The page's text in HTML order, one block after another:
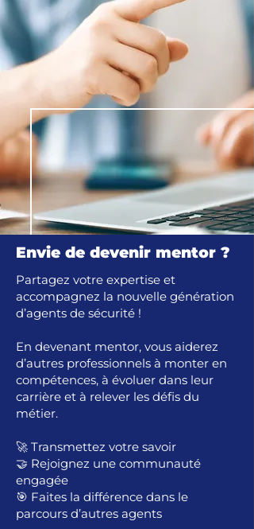
Envie de devenir mentor ?
Partagez votre expertise et
accompagnez la nouvelle génération
d’agents de sécurité !
En devenant mentor, vous aiderez
d’autres professionnels à monter en
compétences, à évoluer dans leur
carrière et à relever les défis du
métier.
🚀 Transmettez votre savoir
🤝 Rejoignez une communauté
engagée
🎯 Faites la différence dans le
parcours d’autres agents